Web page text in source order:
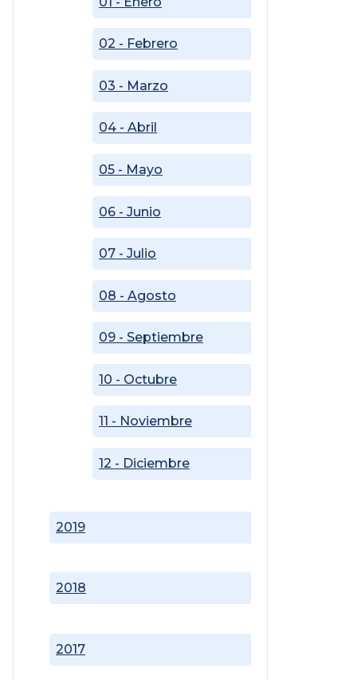
2017
2018
2019
02 - Febrero
03 - Marzo
04 - Abril
05 - Mayo
06 - Junio
07 - Julio
08 - Agosto
09 - Septiembre
10 - Octubre
11 - Noviembre
12 - Diciembre